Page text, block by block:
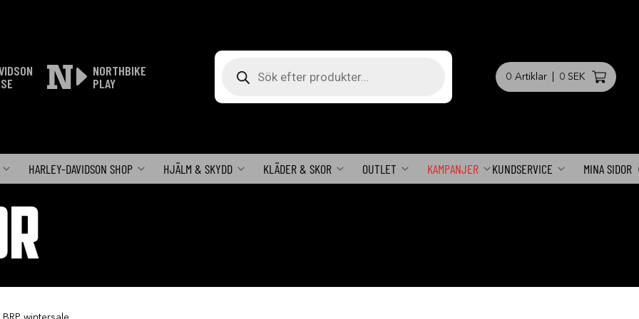
NORTHBIKE
PLAY
0 Artiklar 0 SEK
HARLEY-DAVIDSON SHOP HJÄLM & SKYDD KLÄDER & SKOR OUTLET KAMPANJER KUNDSERVICE MINA SIDOR